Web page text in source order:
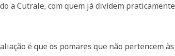
a Cutrale, com quem já dividem praticamente
é que os pomares que não pertencem às